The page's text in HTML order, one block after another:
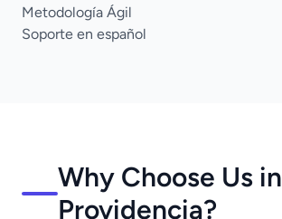
Metodología Ágil
Soporte en español
Why Choose Us in
Providencia?